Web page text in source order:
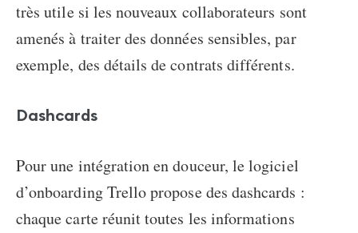
très utile si les nouveaux collaborateurs sont
amenés à traiter des données sensibles, par
exemple, des détails de contrats différents.
Dashcards
Pour une intégration en douceur, le logiciel
d’onboarding Trello propose des dashcards :
chaque carte réunit toutes les informations